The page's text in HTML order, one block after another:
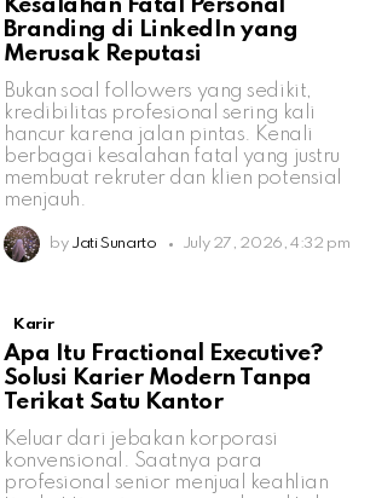
Kesalahan Fatal Personal
Branding di LinkedIn yang
Merusak Reputasi
Bukan soal followers yang sedikit,
kredibilitas profesional sering kali
hancur karena jalan pintas. Kenali
berbagai kesalahan fatal yang justru
membuat rekruter dan klien potensial
menjauh.
by Jati Sunarto July 27, 2026, 4:32 pm
Karir
Apa Itu Fractional Executive?
Solusi Karier Modern Tanpa
Terikat Satu Kantor
Keluar dari jebakan korporasi
konvensional. Saatnya para
profesional senior menjual keahlian